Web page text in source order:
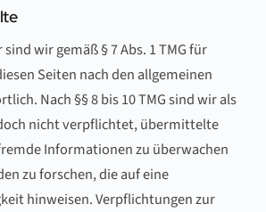
wir gemäß § 7 Abs. 1 TMG für
Seiten nach den allgemeinen
Nach §§ 8 bis 10 TMG sind wir als
nicht verpflichtet, übermittelte
Informationen zu überwachen
zu forschen, die auf eine
hinweisen. Verpflichtungen zur